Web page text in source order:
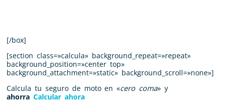
[/box]
[section class=»calcula» background_repeat=»repeat»
background_position=»center top»
background_attachment=»static» background_scroll=»none»]
Calcula tu seguro de moto en «cero coma» y
ahorra Calcular ahora